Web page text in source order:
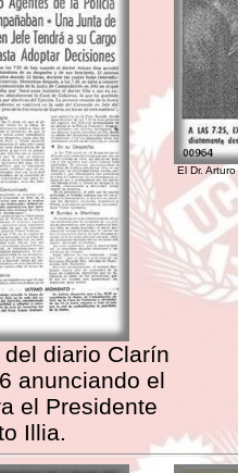
diario Clarín
anunciando el
el Presidente
Illia.
El Dr.